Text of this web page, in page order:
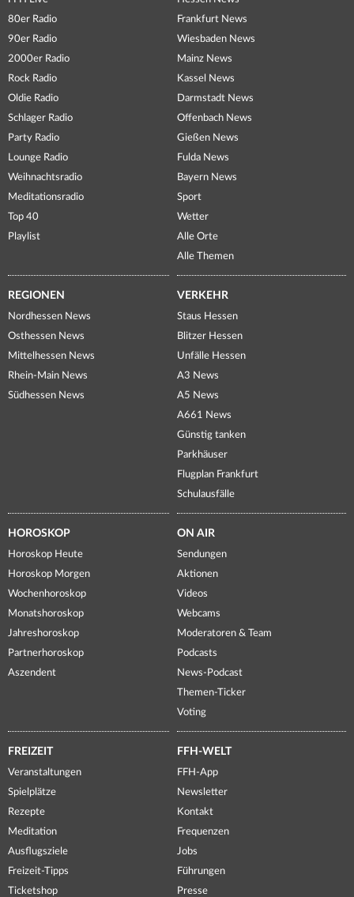
80er Radio
90er Radio
2000er Radio
Rock Radio
Oldie Radio
Schlager Radio
Party Radio
Lounge Radio
Weihnachtsradio
Meditationsradio
Top 40
Playlist
Frankfurt News
Wiesbaden News
Mainz News
Kassel News
Darmstadt News
Offenbach News
Gießen News
Fulda News
Bayern News
Sport
Wetter
Alle Orte
Alle Themen
REGIONEN
Nordhessen News
Osthessen News
Mittelhessen News
Rhein-Main News
Südhessen News
VERKEHR
Staus Hessen
Blitzer Hessen
Unfälle Hessen
A3 News
A5 News
A661 News
Günstig tanken
Parkhäuser
Flugplan Frankfurt
Schulausfälle
HOROSKOP
Horoskop Heute
Horoskop Morgen
Wochenhoroskop
Monatshoroskop
Jahreshoroskop
Partnerhoroskop
Aszendent
ON AIR
Sendungen
Aktionen
Videos
Webcams
Moderatoren & Team
Podcasts
News-Podcast
Themen-Ticker
Voting
FREIZEIT
Veranstaltungen
Spielplätze
Rezepte
Meditation
Ausflugsziele
Freizeit-Tipps
Ticketshop
FFH-WELT
FFH-App
Newsletter
Kontakt
Frequenzen
Jobs
Führungen
Presse